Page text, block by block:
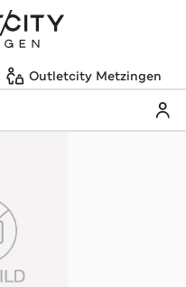
Outletcity Metzingen